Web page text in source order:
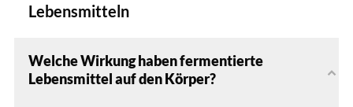
Lebensmitteln
Welche Wirkung haben fermentierte
Lebensmittel auf den Körper?